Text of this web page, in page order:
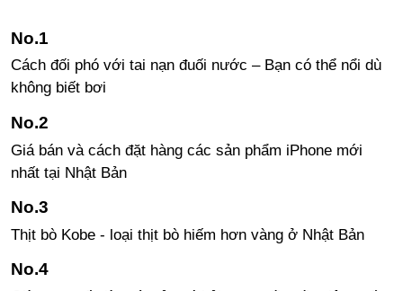
Cách đối phó với tai nạn đuối nước – Bạn có thể nổi dù
không biết bơi
Giá bán và cách đặt hàng các sản phẩm iPhone mới
nhất tại Nhật Bản
Thịt bò Kobe - loại thịt bò hiếm hơn vàng ở Nhật Bản